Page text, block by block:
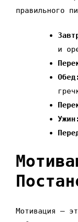
правильного
и
Обед:
Ужин:
Мотивация –